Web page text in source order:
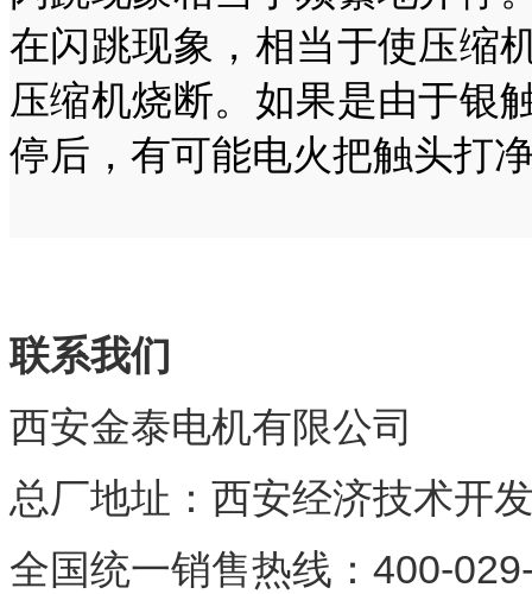
在闪跳现象，相当于使压缩
压缩机烧断。如果是由于银
停后，有可能电火把触头打
联系我们
西安金泰电机有限公司
总厂地址：西安经济技术开
全国统一销售热线： 400-